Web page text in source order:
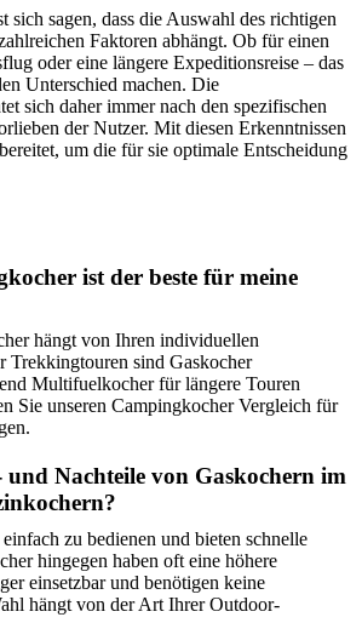
sich sagen, dass die Auswahl des richtigen
Faktoren abhängt. Ob für einen
oder eine längere Expeditionsreise – das
Unterschied machen. Die
sich daher immer nach den spezifischen
der Nutzer. Mit diesen Erkenntnissen
um die für sie optimale Entscheidung
ist der beste für meine
hängt von Ihren individuellen
Trekkingtouren sind Gaskocher
Multifuelkocher für längere Touren
Sie unseren Campingkocher Vergleich für
und Nachteile von Gaskochern im
zu bedienen und bieten schnelle
hingegen haben oft eine höhere
einsetzbar und benötigen keine
hängt von der Art Ihrer Outdoor-